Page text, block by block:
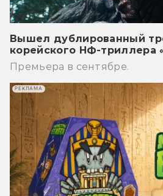
Вышел дублированный
корейского НФ-триллера
Премьера в сентябре.
РЕКЛАМА